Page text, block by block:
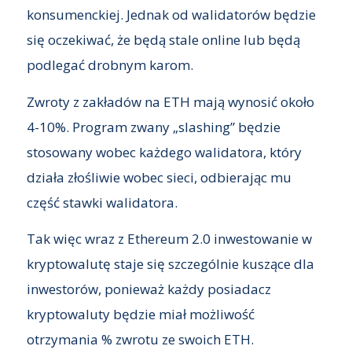
konsumenckiej. Jednak od walidatorów będzie
się oczekiwać, że będą stale online lub będą
podlegać drobnym karom.
Zwroty z zakładów na ETH mają wynosić około
4-10%. Program zwany „slashing” będzie
stosowany wobec każdego walidatora, który
działa złośliwie wobec sieci, odbierając mu
część stawki walidatora.
Tak więc wraz z Ethereum 2.0 inwestowanie w
kryptowalutę staje się szczególnie kuszące dla
inwestorów, ponieważ każdy posiadacz
kryptowaluty będzie miał możliwość
otrzymania % zwrotu ze swoich ETH.